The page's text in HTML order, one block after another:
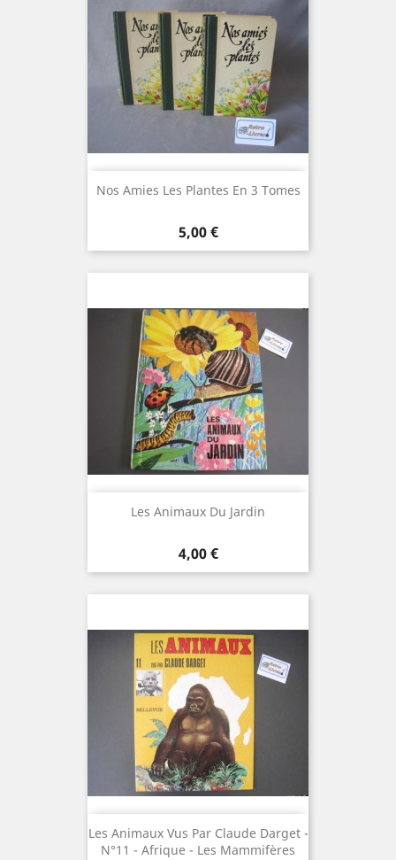
Nos Amies Les Plantes En 3 Tomes
Prix
5,00 €
Les Animaux Du Jardin
Prix
4,00 €
Les Animaux Vus Par Claude Darget -
N°11 - Afrique - Les Mammifères